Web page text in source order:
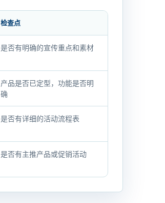
检查点
是否有明确的宣传重点和素材
产品是否已定型，功能是否明
确
是否有详细的活动流程表
是否有主推产品或促销活动